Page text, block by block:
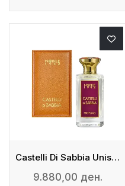
Castelli Di Sabbia Unisex - Eau De Parfum
9.880,00 ден.